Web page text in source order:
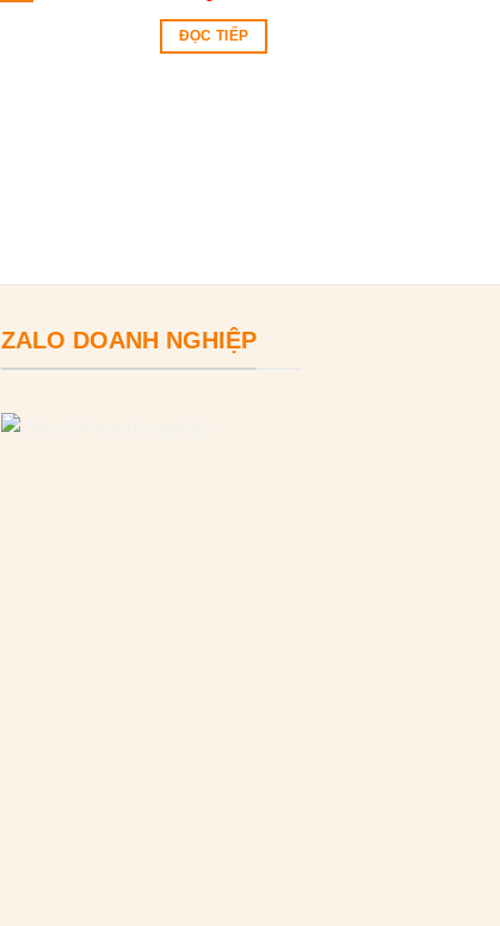
ĐỌC TIẾP
ZALO DOANH NGHIỆP